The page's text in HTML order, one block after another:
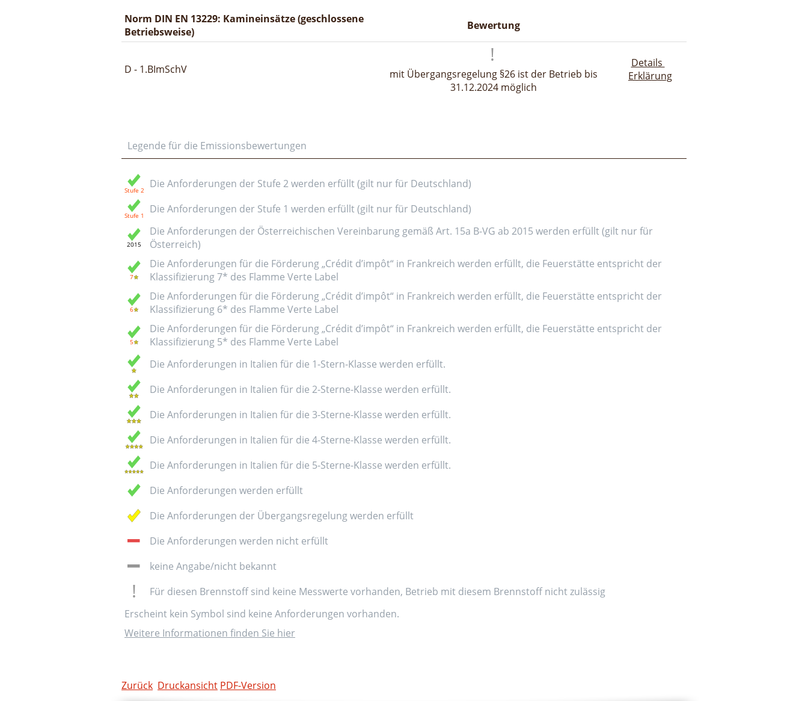
Norm DIN EN 13229: Kamineinsätze (geschlossene
Betriebsweise)
Bewertung
D - 1.BImSchV
mit Übergangsregelung §26 ist der Betrieb bis
31.12.2024 möglich
Details
Erklärung
Legende für die Emissionsbewertungen
Die Anforderungen der Stufe 2 werden erfüllt (gilt nur für Deutschland)
Die Anforderungen der Stufe 1 werden erfüllt (gilt nur für Deutschland)
Die Anforderungen der Österreichischen Vereinbarung gemäß Art. 15a B-VG ab 2015 werden erfüllt (gilt nur für
Österreich)
Die Anforderungen für die Förderung „Crédit d’impôt“ in Frankreich werden erfüllt, die Feuerstätte entspricht der
Klassifizierung 7* des Flamme Verte Label
Die Anforderungen für die Förderung „Crédit d’impôt“ in Frankreich werden erfüllt, die Feuerstätte entspricht der
Klassifizierung 6* des Flamme Verte Label
Die Anforderungen für die Förderung „Crédit d’impôt“ in Frankreich werden erfüllt, die Feuerstätte entspricht der
Klassifizierung 5* des Flamme Verte Label
Die Anforderungen in Italien für die 1-Stern-Klasse werden erfüllt.
Die Anforderungen in Italien für die 2-Sterne-Klasse werden erfüllt.
Die Anforderungen in Italien für die 3-Sterne-Klasse werden erfüllt.
Die Anforderungen in Italien für die 4-Sterne-Klasse werden erfüllt.
Die Anforderungen in Italien für die 5-Sterne-Klasse werden erfüllt.
Die Anforderungen werden erfüllt
Die Anforderungen der Übergangsregelung werden erfüllt
Die Anforderungen werden nicht erfüllt
keine Angabe/nicht bekannt
Für diesen Brennstoff sind keine Messwerte vorhanden, Betrieb mit diesem Brennstoff nicht zulässig
Erscheint kein Symbol sind keine Anforderungen vorhanden.
Weitere Informationen finden Sie hier
Zurück Druckansicht PDF-Version